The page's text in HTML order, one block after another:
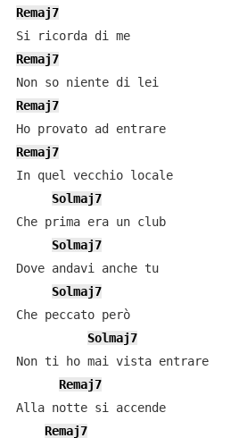
Remaj7
Si ricorda di me
Remaj7
Remaj7
Ho provato ad entrare
Remaj7
In quel vecchio locale
Solmaj7
Che prima era un club
Solmaj7
Dove andavi anche tu
Solmaj7
Che peccato però
Solmaj7
Non ti ho mai vista entrare
Remaj7
Alla notte si accende
Remaj7